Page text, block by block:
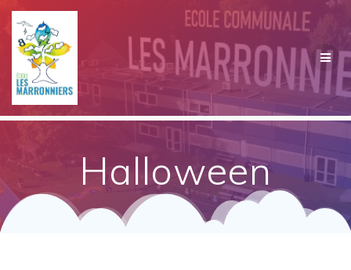
Passer
au
contenu
Halloween